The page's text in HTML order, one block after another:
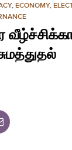
, ECONOMY,